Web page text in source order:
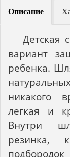
Описание
Детская
вариант
ребенка.
никакого
легкая и
Внутри
резинка,